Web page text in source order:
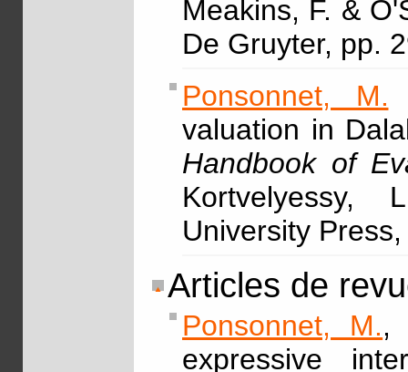
Meakins, F. &
De Gruyter, pp.
Ponsonnet, M.
valuation in
Handbook of
Kortvelyessy,
University
Articles de
Ponsonnet, M.,
expressive